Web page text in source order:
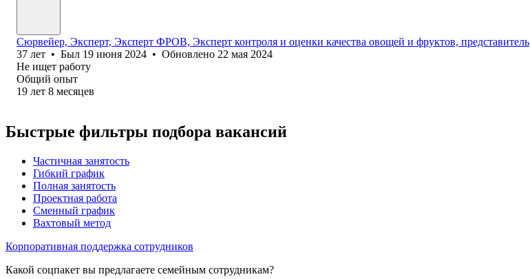
Сюрвейер, Эксперт, Эксперт ФРОВ, Эксперт контроля и оценки качества овощей и фруктов, представитель
37 лет • Был 19 июня 2024 • Обновлено 22 мая 2024
Не ищет работу
Общий опыт
19 лет 8 месяцев
Быстрые фильтры подбора вакансий
Частичная занятость
Гибкий график
Полная занятость
Проектная работа
Сменный график
Вахтовый метод
Корпоративная поддержка сотрудников
Какой соцпакет вы предлагаете семейным сотрудникам?